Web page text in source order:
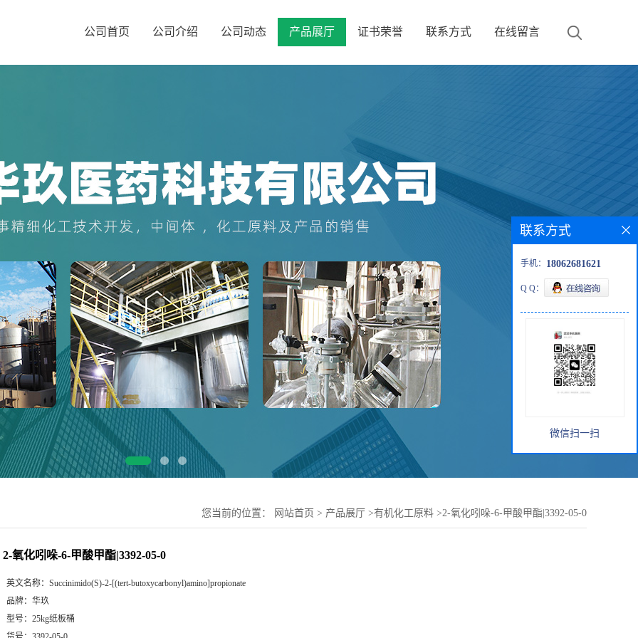
公司首页 公司介绍 公司动态 产品展厅 证书荣誉 联系方式 在线留言
您当前的位置： 网站首页 > 产品展厅 >有机化工原料 >2-氧化吲哚-6-甲酸甲酯|3392-05-0
2-氧化吲哚-6-甲酸甲酯|3392-05-0
英文名称： Succinimido(S)-2-[(tert-butoxycarbonyl)amino]propionate
品牌： 华玖
型号： 25kg纸板桶
联系方式
手机： 18062681621
Q Q：
微信扫一扫